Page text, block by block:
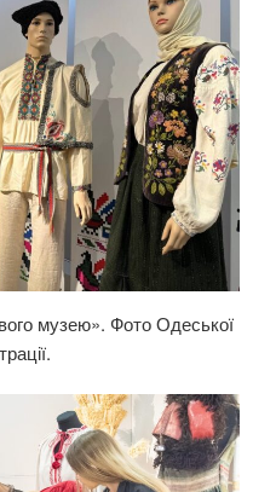
музею». Фото Одеської